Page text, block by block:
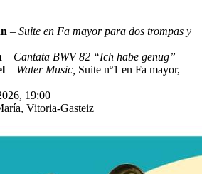
– Suite en Fa mayor para dos trompas y
– Cantata BWV 82 “Ich habe genug”
– Water Music, Suite nº1 en Fa mayor,
19:00
Vitoria-Gasteiz